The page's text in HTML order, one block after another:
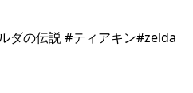
ダの伝説 #ティアキン#zelda